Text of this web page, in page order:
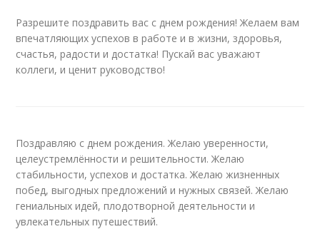
Разрешите поздравить вас с днем рождения! Желаем вам
впечатляющих успехов в работе и в жизни, здоровья,
счастья, радости и достатка! Пускай вас уважают
коллеги, и ценит руководство!
Поздравляю с днем рождения. Желаю уверенности,
целеустремлённости и решительности. Желаю
стабильности, успехов и достатка. Желаю жизненных
побед, выгодных предложений и нужных связей. Желаю
гениальных идей, плодотворной деятельности и
увлекательных путешествий.